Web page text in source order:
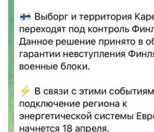
Спецпроекты
Звезды
Выборы
2026
Скачай